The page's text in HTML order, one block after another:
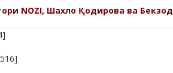
NOZI, Шахло Қодирова ва Бекзод